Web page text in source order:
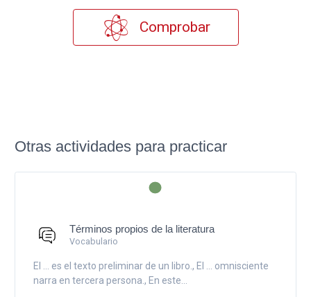
Comprobar
Otras actividades para practicar
Términos propios de la literatura
Vocabulario
El ... es el texto preliminar de un libro., El ... omnisciente
narra en tercera persona., En este...